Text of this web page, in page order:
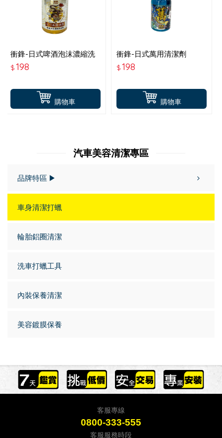
購物車
衝鋒-日式啤酒泡沫濃縮洗
車精
$198
購物車
衝鋒-日式萬用清潔劑
$198
汽車美容清潔專區
品牌特區 ▶
車身清潔打蠟
輪胎鋁圈清潔
洗車打蠟工具
內裝保養清潔
美容鍍膜保養
客服專線
0800-333-555
客服服務時段